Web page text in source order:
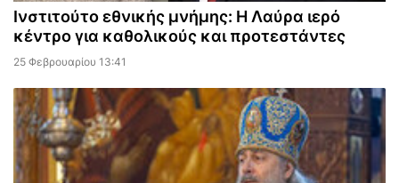
Ινστιτούτο εθνικής μνήμης: Η Λαύρα ιερό
κέντρο για καθολικούς και προτεστάντες
25 Φεβρουαρίου 13:41